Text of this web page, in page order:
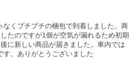
くプチプチの梱包で到着しました。商
たのですが1個が空気が漏れるため初期
に新しい商品が届きました。車内では
。ありがとうございました